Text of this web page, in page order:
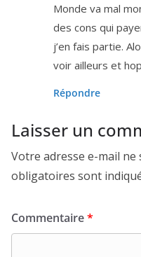
Monde va mal
des cons qui
j’en fais par­tie.
voir ailleurs et
Répondre
Laisser un
Votre adresse e-mail ne
obligatoires sont
Commentaire*